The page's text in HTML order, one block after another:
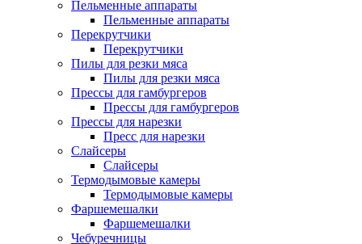
Пельменные аппараты
Пельменные аппараты
Перекрутчики
Перекрутчики
Пилы для резки мяса
Пилы для резки мяса
Прессы для гамбургеров
Прессы для гамбургеров
Прессы для нарезки
Пресс для нарезки
Слайсеры
Слайсеры
Термодымовые камеры
Термодымовые камеры
Фаршемешалки
Фаршемешалки
Чебуречницы